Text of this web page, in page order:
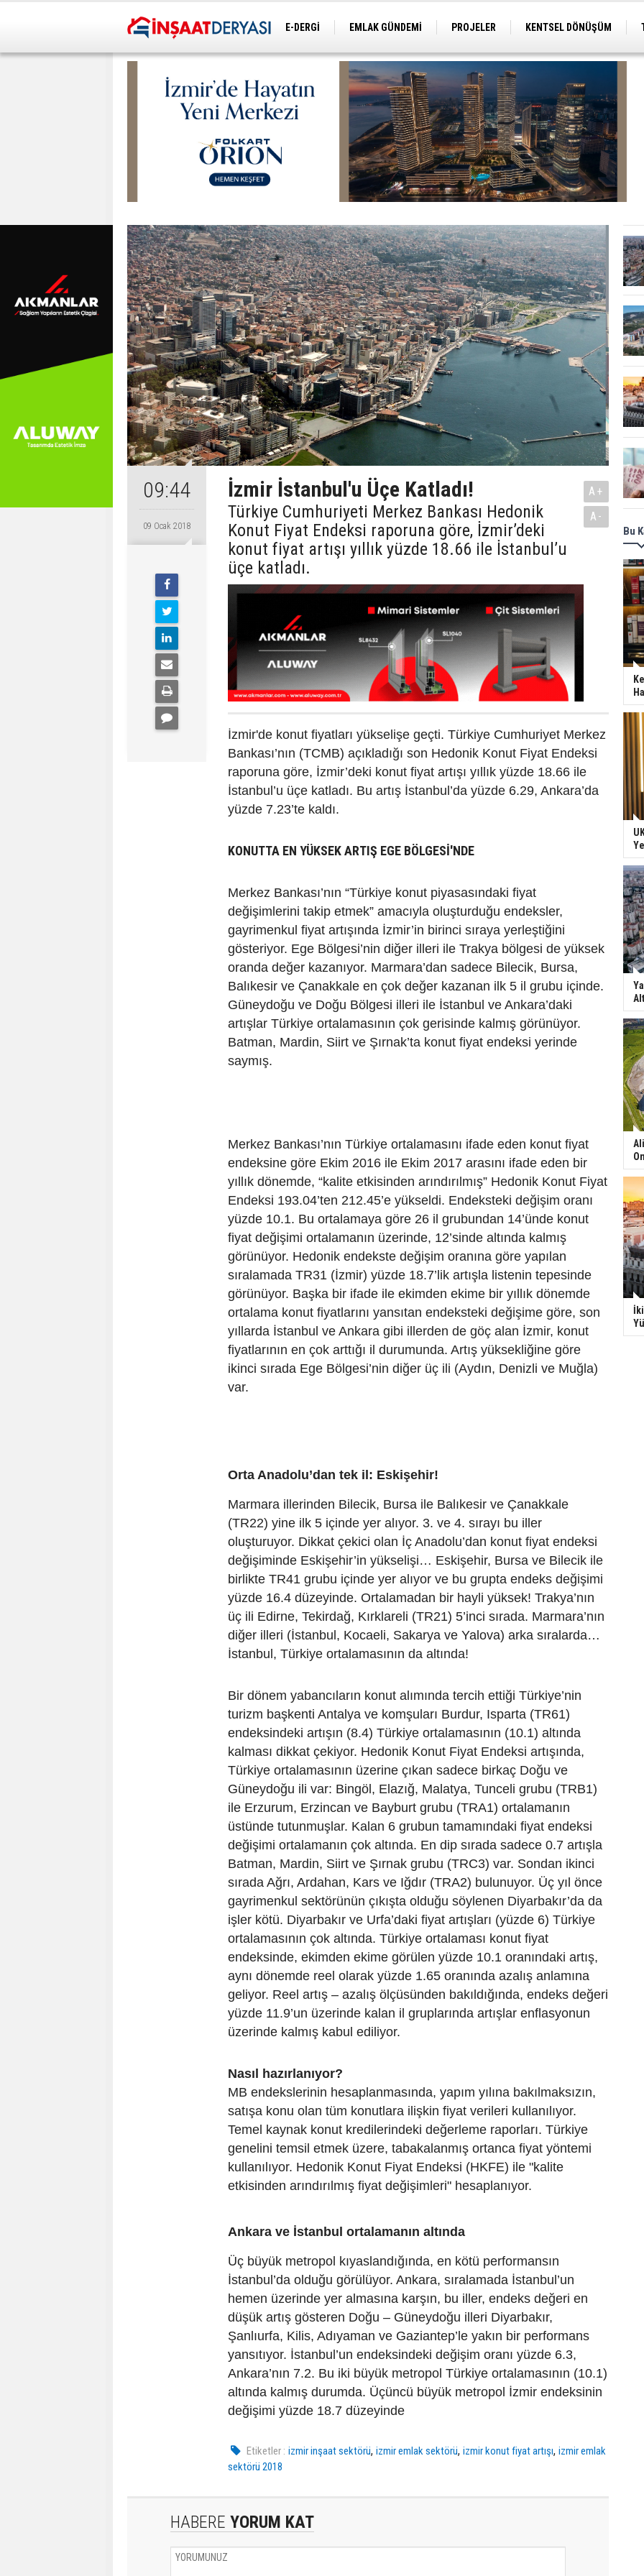
E-DERGİ EMLAK GÜNDEMİ PROJELER KENTSEL DÖNÜŞÜM
09:44
09 Ocak 2018
İzmir İstanbul'u Üçe Katladı!
Türkiye Cumhuriyeti Merkez Bankası Hedonik
Konut Fiyat Endeksi raporuna göre, İzmir’deki
konut fiyat artışı yıllık yüzde 18.66 ile İstanbul’u
üçe katladı.
A+
A-
İzmir'de konut fiyatları yükselişe geçti. Türkiye Cumhuriyet Merkez
Bankası’nın (TCMB) açıkladığı son Hedonik Konut Fiyat Endeksi
raporuna göre, İzmir’deki konut fiyat artışı yıllık yüzde 18.66 ile
İstanbul’u üçe katladı. Bu artış İstanbul’da yüzde 6.29, Ankara’da
yüzde 7.23’te kaldı.
KONUTTA EN YÜKSEK ARTIŞ EGE BÖLGESİ'NDE
Merkez Bankası’nın “Türkiye konut piyasasındaki fiyat
değişimlerini takip etmek” amacıyla oluşturduğu endeksler,
gayrimenkul fiyat artışında İzmir’in birinci sıraya yerleştiğini
gösteriyor. Ege Bölgesi’nin diğer illeri ile Trakya bölgesi de yüksek
oranda değer kazanıyor. Marmara’dan sadece Bilecik, Bursa,
Balıkesir ve Çanakkale en çok değer kazanan ilk 5 il grubu içinde.
Güneydoğu ve Doğu Bölgesi illeri ile İstanbul ve Ankara’daki
artışlar Türkiye ortalamasının çok gerisinde kalmış görünüyor.
Batman, Mardin, Siirt ve Şırnak’ta konut fiyat endeksi yerinde
saymış.
Merkez Bankası’nın Türkiye ortalamasını ifade eden konut fiyat
endeksine göre Ekim 2016 ile Ekim 2017 arasını ifade eden bir
yıllık dönemde, “kalite etkisinden arındırılmış” Hedonik Konut Fiyat
Endeksi 193.04’ten 212.45’e yükseldi. Endeksteki değişim oranı
yüzde 10.1. Bu ortalamaya göre 26 il grubundan 14’ünde konut
fiyat değişimi ortalamanın üzerinde, 12’sinde altında kalmış
görünüyor. Hedonik endekste değişim oranına göre yapılan
sıralamada TR31 (İzmir) yüzde 18.7’lik artışla listenin tepesinde
görünüyor. Başka bir ifade ile ekimden ekime bir yıllık dönemde
ortalama konut fiyatlarını yansıtan endeksteki değişime göre, son
yıllarda İstanbul ve Ankara gibi illerden de göç alan İzmir, konut
fiyatlarının en çok arttığı il durumunda. Artış yüksekliğine göre
ikinci sırada Ege Bölgesi’nin diğer üç ili (Aydın, Denizli ve Muğla)
var.
Orta Anadolu’dan tek il: Eskişehir!
Marmara illerinden Bilecik, Bursa ile Balıkesir ve Çanakkale
(TR22) yine ilk 5 içinde yer alıyor. 3. ve 4. sırayı bu iller
oluşturuyor. Dikkat çekici olan İç Anadolu’dan konut fiyat endeksi
değişiminde Eskişehir’in yükselişi… Eskişehir, Bursa ve Bilecik ile
birlikte TR41 grubu içinde yer alıyor ve bu grupta endeks değişimi
yüzde 16.4 düzeyinde. Ortalamadan bir hayli yüksek! Trakya’nın
üç ili Edirne, Tekirdağ, Kırklareli (TR21) 5’inci sırada. Marmara’nın
diğer illeri (İstanbul, Kocaeli, Sakarya ve Yalova) arka sıralarda…
İstanbul, Türkiye ortalamasının da altında!
Bir dönem yabancıların konut alımında tercih ettiği Türkiye’nin
turizm başkenti Antalya ve komşuları Burdur, Isparta (TR61)
endeksindeki artışın (8.4) Türkiye ortalamasının (10.1) altında
kalması dikkat çekiyor. Hedonik Konut Fiyat Endeksi artışında,
Türkiye ortalamasının üzerine çıkan sadece birkaç Doğu ve
Güneydoğu ili var: Bingöl, Elazığ, Malatya, Tunceli grubu (TRB1)
ile Erzurum, Erzincan ve Bayburt grubu (TRA1) ortalamanın
üstünde tutunmuşlar. Kalan 6 grubun tamamındaki fiyat endeksi
değişimi ortalamanın çok altında. En dip sırada sadece 0.7 artışla
Batman, Mardin, Siirt ve Şırnak grubu (TRC3) var. Sondan ikinci
sırada Ağrı, Ardahan, Kars ve Iğdır (TRA2) bulunuyor. Üç yıl önce
gayrimenkul sektörünün çıkışta olduğu söylenen Diyarbakır’da da
işler kötü. Diyarbakır ve Urfa’daki fiyat artışları (yüzde 6) Türkiye
ortalamasının çok altında. Türkiye ortalaması konut fiyat
endeksinde, ekimden ekime görülen yüzde 10.1 oranındaki artış,
aynı dönemde reel olarak yüzde 1.65 oranında azalış anlamına
geliyor. Reel artış – azalış ölçüsünden bakıldığında, endeks değeri
yüzde 11.9’un üzerinde kalan il gruplarında artışlar enflasyonun
üzerinde kalmış kabul ediliyor.
Nasıl hazırlanıyor?
MB endekslerinin hesaplanmasında, yapım yılına bakılmaksızın,
satışa konu olan tüm konutlara ilişkin fiyat verileri kullanılıyor.
Temel kaynak konut kredilerindeki değerleme raporları. Türkiye
genelini temsil etmek üzere, tabakalanmış ortanca fiyat yöntemi
kullanılıyor. Hedonik Konut Fiyat Endeksi (HKFE) ile "kalite
etkisinden arındırılmış fiyat değişimleri" hesaplanıyor.
Ankara ve İstanbul ortalamanın altında
Üç büyük metropol kıyaslandığında, en kötü performansın
İstanbul’da olduğu görülüyor. Ankara, sıralamada İstanbul’un
hemen üzerinde yer almasına karşın, bu iller, endeks değeri en
düşük artış gösteren Doğu – Güneydoğu illeri Diyarbakır,
Şanlıurfa, Kilis, Adıyaman ve Gaziantep’le yakın bir performans
yansıtıyor. İstanbul’un endeksindeki değişim oranı yüzde 6.3,
Ankara’nın 7.2. Bu iki büyük metropol Türkiye ortalamasının (10.1)
altında kalmış durumda. Üçüncü büyük metropol İzmir endeksinin
değişimi yüzde 18.7 düzeyinde
Etiketler : izmir inşaat sektörü,izmir emlak sektörü,izmir konut fiyat artışı,izmir emlak
sektörü 2018
HABERE YORUM KAT
Bu